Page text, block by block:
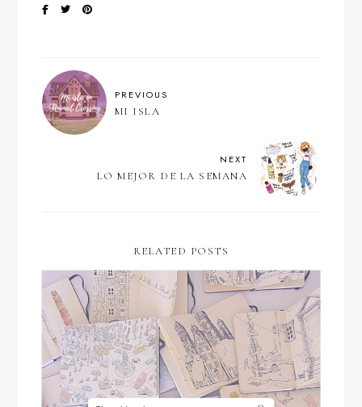
PREVIOUS
MI ISLA
NEXT
LO MEJOR DE LA SEMANA
RELATED POSTS